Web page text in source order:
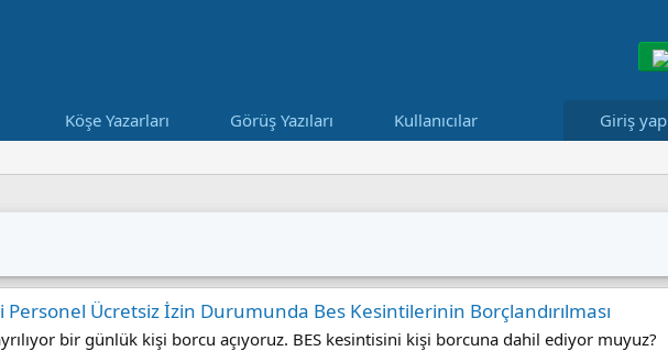
Köşe Yazarları Görüş Yazıları Kullanıcılar Giriş yap
Personel Ücretsiz İzin Durumunda Bes Kesintilerinin Borçlandırılması
bir günlük kişi borcu açıyoruz. BES kesintisini kişi borcuna dahil ediyor muyuz?